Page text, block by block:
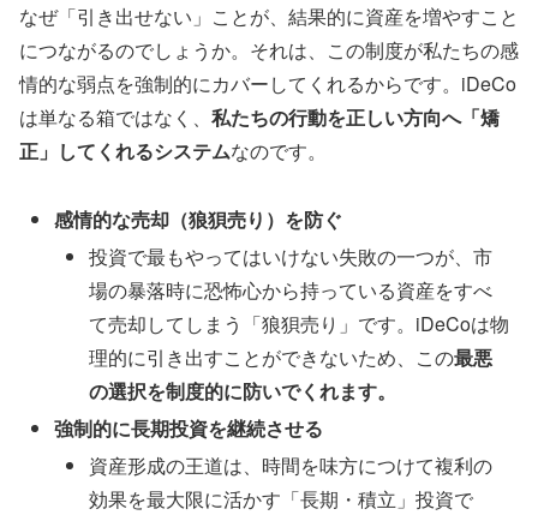
なぜ「引き出せない」ことが、結果的に資産を増やすこと
につながるのでしょうか。それは、この制度が私たちの感
情的な弱点を強制的にカバーしてくれるからです。iDeCo
は単なる箱ではなく、 私たちの行動を正しい方向へ「矯
正」してくれるシステムなのです。
感情的な売却（狼狽売り）を防ぐ
投資で最もやってはいけない失敗の一つが、市
場の暴落時に恐怖心から持っている資産をすべ
て売却してしまう「狼狽売り」です。iDeCoは物
理的に引き出すことができないため、この最悪
の選択を制度的に防いでくれます。
強制的に長期投資を継続させる
資産形成の王道は、時間を味方につけて複利の
効果を最大限に活かす「長期・積立」投資で